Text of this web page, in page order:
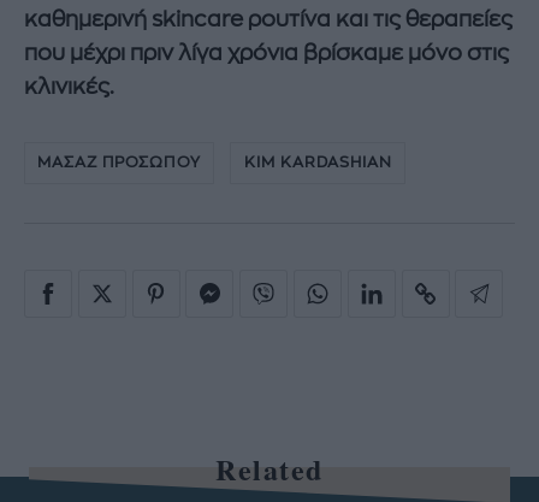
καθημερινή skincare ρουτίνα και τις θεραπείες
που μέχρι πριν λίγα χρόνια βρίσκαμε μόνο στις
κλινικές.
ΜΑΣΑΖ ΠΡΟΣΩΠΟΥ KIM KARDASHIAN
Related